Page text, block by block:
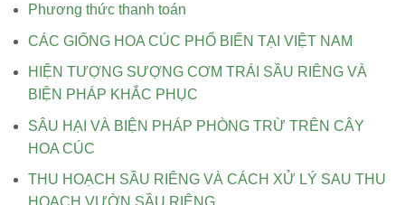
Phương thức thanh toán
CÁC GIỐNG HOA CÚC PHỔ BIẾN TẠI VIỆT NAM
HIỆN TƯỢNG SƯỢNG CƠM TRÁI SẦU RIÊNG VÀ
BIỆN PHÁP KHẮC PHỤC
SÂU HẠI VÀ BIỆN PHÁP PHÒNG TRỪ TRÊN CÂY
HOA CÚC
THU HOẠCH SẦU RIÊNG VÀ CÁCH XỬ LÝ SAU THU